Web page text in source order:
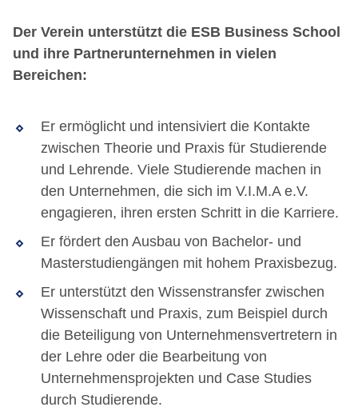
Der Verein unterstützt die ESB Business School
und ihre Partnerunternehmen in vielen
Bereichen:
Er ermöglicht und intensiviert die Kontakte
zwischen Theorie und Praxis für Studierende
und Lehrende. Viele Studierende machen in
den Unternehmen, die sich im V.I.M.A e.V.
engagieren, ihren ersten Schritt in die Karriere.
Er fördert den Ausbau von Bachelor- und
Masterstudiengängen mit hohem Praxisbezug.
Er unterstützt den Wissenstransfer zwischen
Wissenschaft und Praxis, zum Beispiel durch
die Beteiligung von Unternehmensvertretern in
der Lehre oder die Bearbeitung von
Unternehmensprojekten und Case Studies
durch Studierende.